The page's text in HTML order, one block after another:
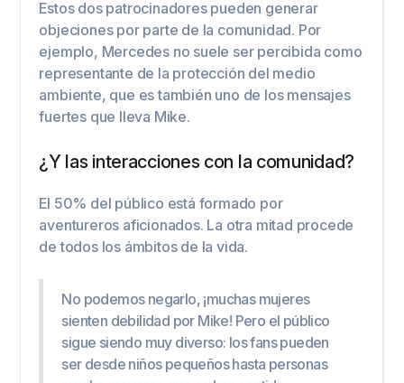
Estos dos patrocinadores pueden generar
objeciones por parte de la comunidad. Por
ejemplo, Mercedes no suele ser percibida como
representante de la protección del medio
ambiente, que es también uno de los mensajes
fuertes que lleva Mike.
¿Y las interacciones con la comunidad?
El 50% del público está formado por
aventureros aficionados. La otra mitad procede
de todos los ámbitos de la vida.
No podemos negarlo, ¡muchas mujeres
sienten debilidad por Mike! Pero el público
sigue siendo muy diverso: los fans pueden
ser desde niños pequeños hasta personas